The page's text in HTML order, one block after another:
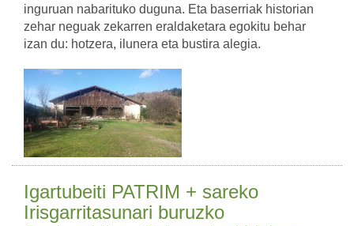
inguruan nabarituko duguna. Eta baserriak historian
zehar neguak zekarren eraldaketara egokitu behar
izan du: hotzera, ilunera eta bustira alegia.
Igartubeiti PATRIM + sareko
Irisgarritasunari buruzko